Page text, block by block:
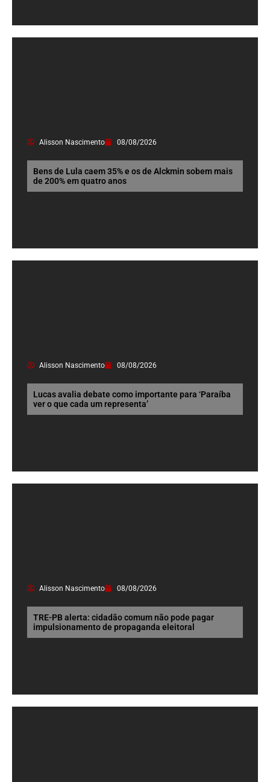
Alisson Nascimento 08/08/2026
Bens de Lula caem 35% e os de Alckmin sobem mais
de 200% em quatro anos
Alisson Nascimento 08/08/2026
Lucas avalia debate como importante para ‘Paraíba
ver o que cada um representa’
Alisson Nascimento 08/08/2026
TRE-PB alerta: cidadão comum não pode pagar
impulsionamento de propaganda eleitoral